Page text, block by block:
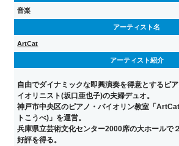
音楽
アーティスト名
ArtCat
アーティスト紹介
自由でダイナミックな即興演奏を得意とするピ
イオリニスト(坂口亜也子)の夫婦デュオ。
神戸市中央区のピアノ・バイオリン教室「
トこうべ)」を運営。
兵庫県立芸術文化センター2000席の大ホールで
好評を得る。